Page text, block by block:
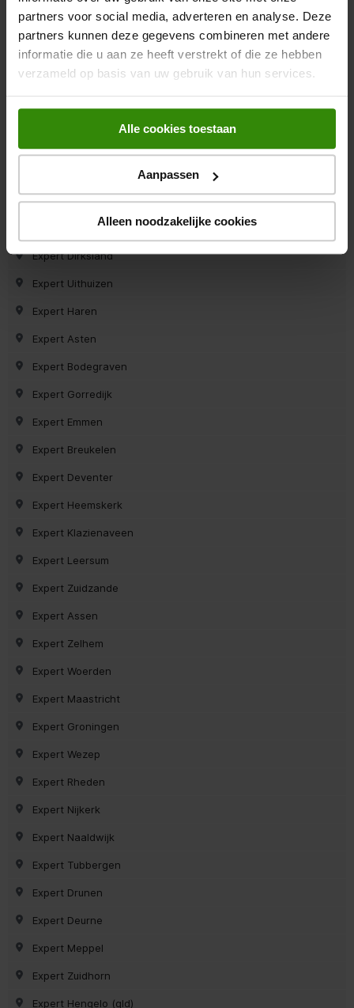
partners voor social media, adverteren en analyse. Deze
partners kunnen deze gegevens combineren met andere
informatie die u aan ze heeft verstrekt of die ze hebben
verzameld op basis van uw gebruik van hun services.
Alle cookies toestaan
Aanpassen
Alleen noodzakelijke cookies
Expert Roosendaal
Expert Zutphen
Expert Hoogezand
Expert Den Bosch
Expert Marum
Expert Dirksland
Expert Uithuizen
Expert Haren
Expert Asten
Expert Bodegraven
Expert Gorredijk
Expert Emmen
Expert Breukelen
Expert Deventer
Expert Heemskerk
Expert Klazienaveen
Expert Leersum
Expert Zuidzande
Expert Assen
Expert Zelhem
Expert Woerden
Expert Maastricht
Expert Groningen
Expert Wezep
Expert Rheden
Expert Nijkerk
Expert Naaldwijk
Expert Tubbergen
Expert Drunen
Expert Deurne
Expert Meppel
Expert Zuidhorn
Expert Hengelo (gld)